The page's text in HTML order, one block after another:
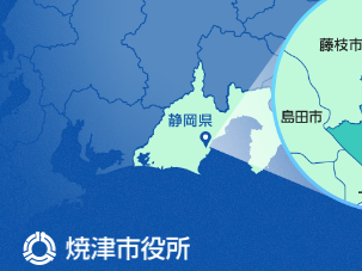
焼津市役所